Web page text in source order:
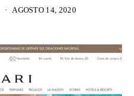
AGOSTO 14, 2020